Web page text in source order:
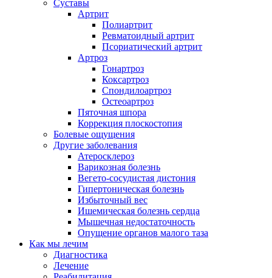
Суставы
Артрит
Полиартрит
Ревматоидный артрит
Псориатический артрит
Артроз
Гонартроз
Коксартроз
Спондилоартроз
Остеоартроз
Пяточная шпора
Коррекция плоскостопия
Болевые ощущения
Другие заболевания
Атеросклероз
Варикозная болезнь
Вегето-сосудистая дистония
Гипертоническая болезнь
Избыточный вес
Ишемическая болезнь сердца
Мышечная недостаточность
Опущение органов малого таза
Как мы лечим
Диагностика
Лечение